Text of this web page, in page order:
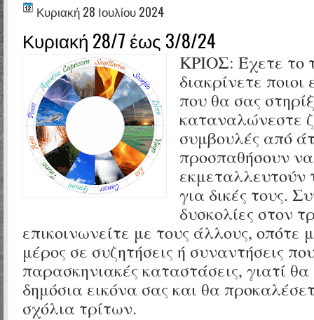
Κυριακή 28 Ιουλίου 2024
Κυριακή 28/7 έως 3/8/24
ΚΡΙΟΣ: Έχετε το
διακρίνετε ποιοι
που θα σας
καταναλώνεστε
συμβουλές από
προσπαθήσουν να
εκμεταλλευτούν
για δικές τους.
δυσκολίες στον
επικοινωνείτε με τους άλλους, οπότε
μέρος σε συζητήσεις ή συναντήσεις
παρασκηνιακές καταστάσεις, γιατί
δημόσια εικόνα σας και θα
σχόλια τρίτων.